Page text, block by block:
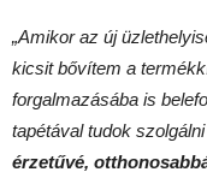
„Amikor az új
kicsit bővítem a
forgalmazásába is
tapétával tudok
érzetűvé,